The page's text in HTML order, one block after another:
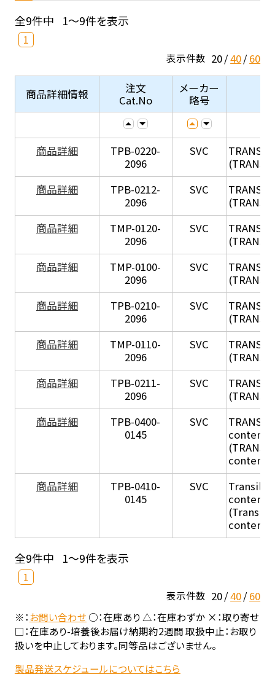
全9件中 1～9件を表示
1
表示件数 20 40 60
商品詳細情報
注文
Cat.No
メーカー
略号
商品詳細
TPB-0220-
2096
SVC TRANSIL
商品詳細
TPB-0212-
2096
SVC TRANSIL
商品詳細
TMP-0120-
2096
SVC TRANSIL
商品詳細
TMP-0100-
2096
SVC TRANSIL
商品詳細
TPB-0210-
2096
SVC TRANSIL
商品詳細
TMP-0110-
2096
SVC TRANSIL
商品詳細
TPB-0211-
2096
SVC TRANSIL
商品詳細
TPB-0400-
0145
SVC
content
content
商品詳細
TPB-0410-
0145
SVC
Transil
content
(Transil
content
全9件中 1～9件を表示
1
表示件数 20 40 60
※：お問い合わせ○：在庫あり △：在庫わずか ×：取り寄せ
□：在庫あり-培養後お届け納期約2週間 取扱中止：お取り
扱いを中止しております。同等品はございません。
製品発送スケジュールについてはこちら